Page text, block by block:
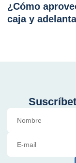
¿Cómo
caja y